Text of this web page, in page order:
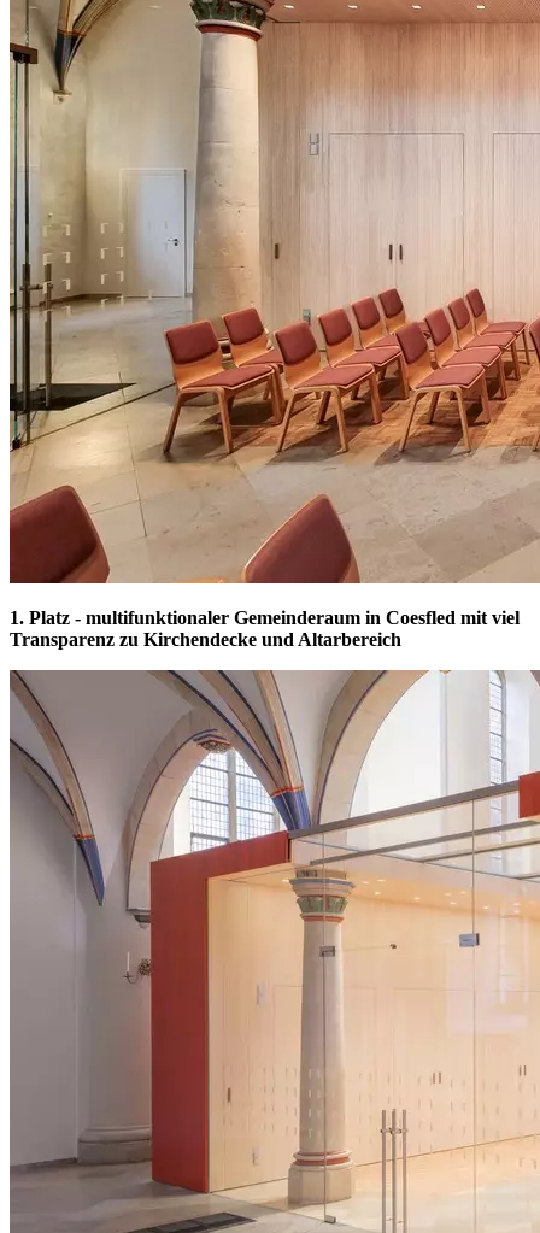
1. Platz - multifunktionaler Gemeinderaum in Coesfled mit viel
Transparenz zu Kirchendecke und Altarbereich